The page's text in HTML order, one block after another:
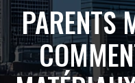
PARENTS